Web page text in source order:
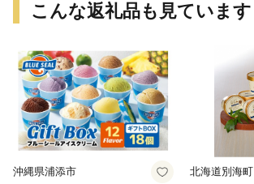
こんな返礼品も見ています
沖縄県浦添市 北海道別海町